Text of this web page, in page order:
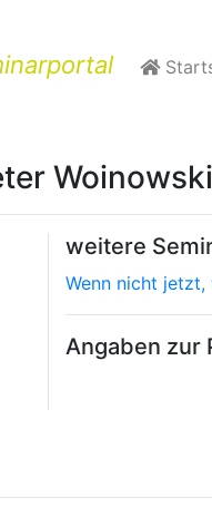
Woinowski
weitere
Wenn nicht jetzt,
Angaben zur